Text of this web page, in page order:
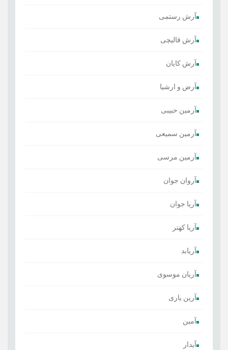
آرش رستمی
آرش قالیچی
آرش کایان
​آرض و ارشیا
آرمین حبیبی
آرمین سمیعی
آرمین مرسی
آروان جوان
آریا جوان
آریا کهتر
آریابد
آریان موسوی
آرین یاری
آمین
آیدار